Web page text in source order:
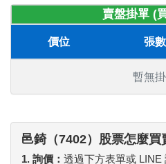
賣盤掛單 (
價位 張數
暫無
邑錡（7402）股票怎麼買
1. 詢價： 透過下方表單或